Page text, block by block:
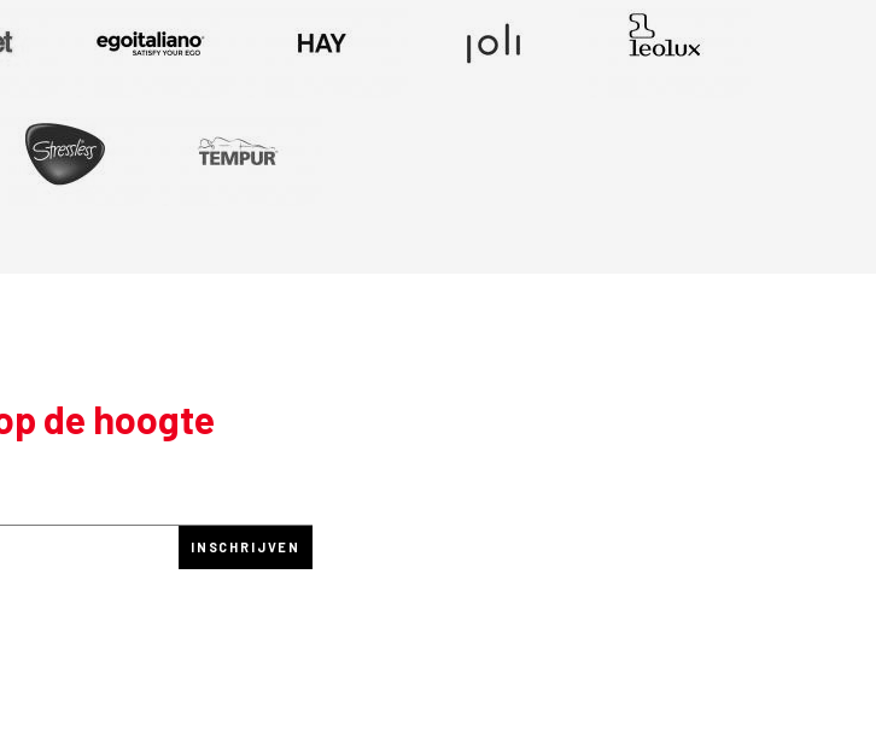
de hoogte